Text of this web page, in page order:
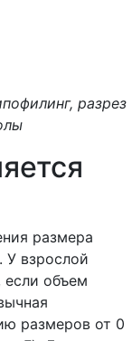
разрез
размера
У взрослой
объем
размеров от 0